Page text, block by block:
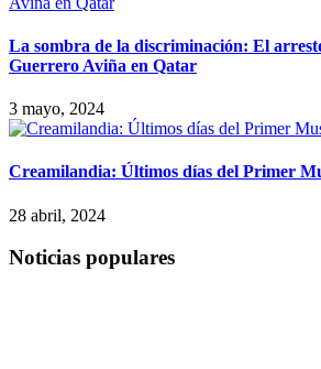
La sombra de la discriminación: El
Guerrero Aviña en Qatar
3 mayo, 2024
Creamilandia: Últimos días del Primer
28 abril, 2024
Noticias populares